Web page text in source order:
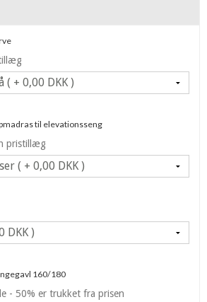
til elevationsseng
pristillæg
160/180
- 50% er trukket fra prisen